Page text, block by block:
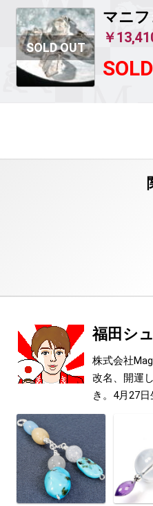
マニフ
￥
福田シ
株式会社
改名、開運
き。4月27日